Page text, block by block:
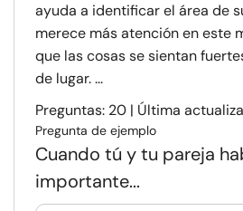
ayuda a identificar el área de
merece más atención en este
que las cosas se sientan
de lugar. ...
Preguntas: 20 | Última
Pregunta de ejemplo
Cuando tú y tu pareja
importante...